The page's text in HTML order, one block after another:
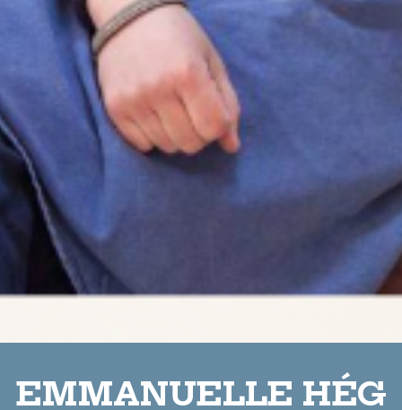
EMMANUELLE HÉG